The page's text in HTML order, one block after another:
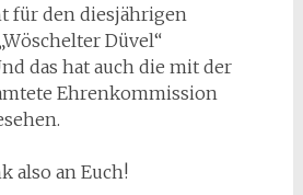
für den diesjährigen
Düvel“
das hat auch die mit der
Ehrenkommission
also an Euch!